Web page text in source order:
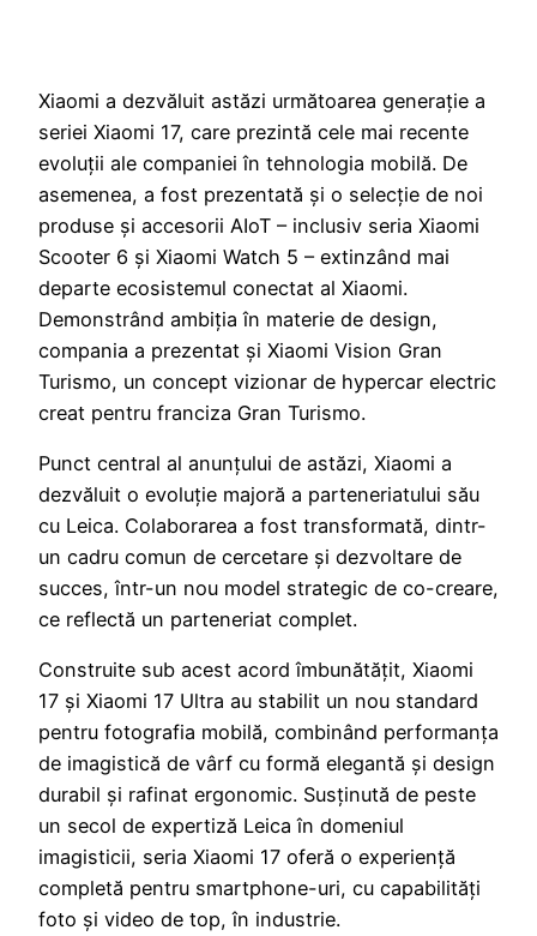
Xiaomi a dezvăluit astăzi următoarea generație a
seriei Xiaomi 17, care prezintă cele mai recente
evoluții ale companiei în tehnologia mobilă. De
asemenea, a fost prezentată și o selecție de noi
produse și accesorii AIoT – inclusiv seria Xiaomi
Scooter 6 și Xiaomi Watch 5 – extinzând mai
departe ecosistemul conectat al Xiaomi.
Demonstrând ambiția în materie de design,
compania a prezentat și Xiaomi Vision Gran
Turismo, un concept vizionar de hypercar electric
creat pentru franciza Gran Turismo.
Punct central al anunțului de astăzi, Xiaomi a
dezvăluit o evoluție majoră a parteneriatului său
cu Leica. Colaborarea a fost transformată, dintr-
un cadru comun de cercetare și dezvoltare de
succes, într-un nou model strategic de co-creare,
ce reflectă un parteneriat complet.
Construite sub acest acord îmbunătățit, Xiaomi
17 și Xiaomi 17 Ultra au stabilit un nou standard
pentru fotografia mobilă, combinând performanța
de imagistică de vârf cu formă elegantă și design
durabil și rafinat ergonomic. Susținută de peste
un secol de expertiză Leica în domeniul
imagisticii, seria Xiaomi 17 oferă o experiență
completă pentru smartphone-uri, cu capabilități
foto și video de top, în industrie.